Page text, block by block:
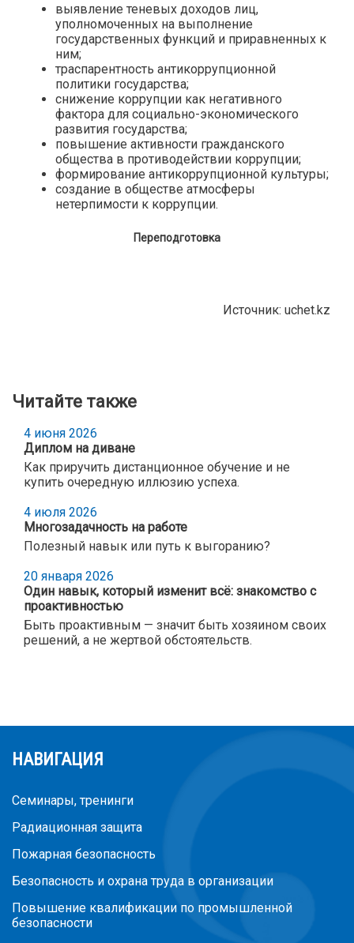
выявление теневых доходов лиц,
уполномоченных на выполнение
государственных функций и приравненных к
ним;
траспарентность антикоррупционной
политики государства;
снижение коррупции как негативного
фактора для социально-экономического
развития государства;
повышение активности гражданского
общества в противодействии коррупции;
формирование антикоррупционной культуры;
создание в обществе атмосферы
нетерпимости к коррупции.
Переподготовка
Источник: uchet.kz
Читайте также
4 июня 2026
Диплом на диване
Как приручить дистанционное обучение и не
купить очередную иллюзию успеха.
4 июля 2026
Многозадачность на работе
Полезный навык или путь к выгоранию?
20 января 2026
Один навык, который изменит всё: знакомство с
проактивностью
Быть проактивным — значит быть хозяином своих
решений, а не жертвой обстоятельств.
НАВИГАЦИЯ
Семинары, тренинги
Радиационная защита
Пожарная безопасность
Безопасность и охрана труда в организации
Повышение квалификации по промышленной
безопасности